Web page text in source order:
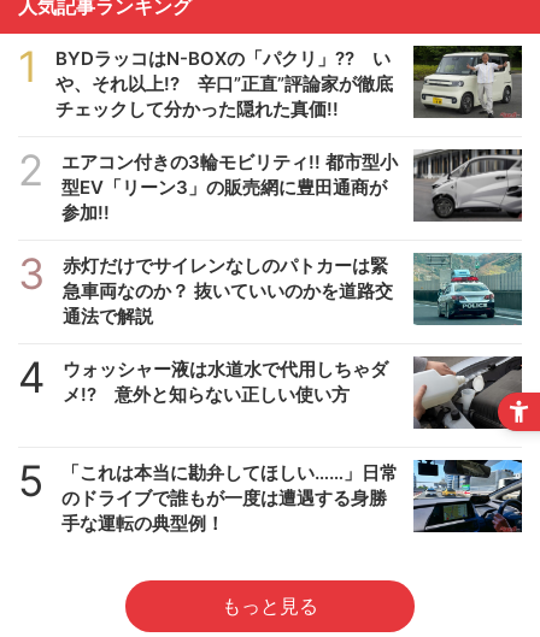
人気記事ランキング
1
BYDラッコはN-BOXの「パクリ」?? い
や、それ以上!? 辛口”正直”評論家が徹底
チェックして分かった隠れた真価!!
2
エアコン付きの3輪モビリティ!! 都市型小
型EV「リーン3」の販売網に豊田通商が
参加!!
3
赤灯だけでサイレンなしのパトカーは緊
急車両なのか？ 抜いていいのかを道路交
通法で解説
4
ウォッシャー液は水道水で代用しちゃダ
メ!? 意外と知らない正しい使い方
5
「これは本当に勘弁してほしい……」日常
のドライブで誰もが一度は遭遇する身勝
手な運転の典型例！
もっと見る